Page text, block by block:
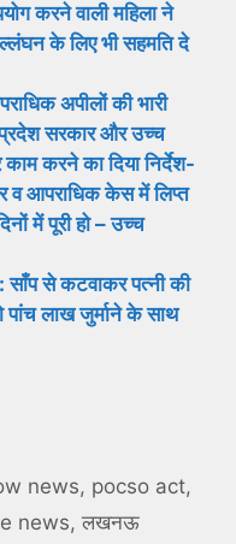
करने वाली महिला ने
के लिए भी सहमति दे
अपीलों की भारी
प्रदेश सरकार और उच्च
करने का दिया निर्देश-
व आपराधिक केस में लिप्त
में पूरी हो – उच्च
से कटवाकर पत्नी की
पांच लाख जुर्माने के साथ
news, pocso act,
news, लखनऊ